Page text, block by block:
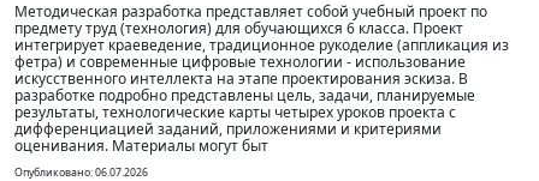
Методическая разработка представляет собой учебный проект по
предмету труд (технология) для обучающихся 6 класса. Проект
интегрирует краеведение, традиционное рукоделие (аппликация из
фетра) и современные цифровые технологии - использование
искусственного интеллекта на этапе проектирования эскиза. В
разработке подробно представлены цель, задачи, планируемые
результаты, технологические карты четырех уроков проекта с
дифференциацией заданий, приложениями и критериями
оценивания. Материалы могут быт
Опубликовано: 06.07.2026